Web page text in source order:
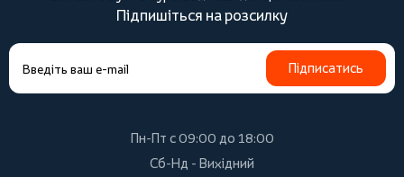
Підпишіться на розсилку
Підписатись
Пн-Пт с 09:00 до 18:00
Сб-Нд - Вихідний